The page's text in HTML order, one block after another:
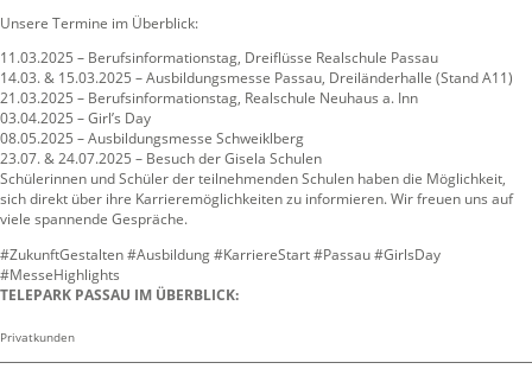
Unsere Termine im Überblick:
11.03.2025 – Berufsinformationstag, Dreiflüsse Realschule Passau
14.03. & 15.03.2025 – Ausbildungsmesse Passau, Dreiländerhalle (Stand A11)
21.03.2025 – Berufsinformationstag, Realschule Neuhaus a. Inn
03.04.2025 – Girl’s Day
08.05.2025 – Ausbildungsmesse Schweiklberg
23.07. & 24.07.2025 – Besuch der Gisela Schulen
Schülerinnen und Schüler der teilnehmenden Schulen haben die Möglichkeit,
sich direkt über ihre Karrieremöglichkeiten zu informieren. Wir freuen uns auf
viele spannende Gespräche.
#ZukunftGestalten #Ausbildung #KarriereStart #Passau #GirlsDay
#MesseHighlights
TELEPARK PASSAU IM ÜBERBLICK:
Privatkunden